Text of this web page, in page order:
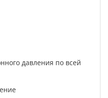
давления по всей